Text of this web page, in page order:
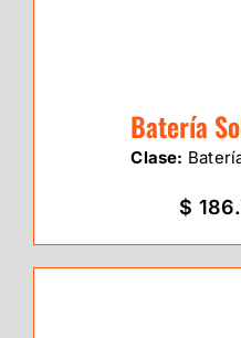
Batería
Clase:
$